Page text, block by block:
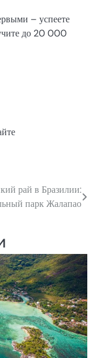
– успеете
до 20 000
рай в Бразилии:
парк Жалапао